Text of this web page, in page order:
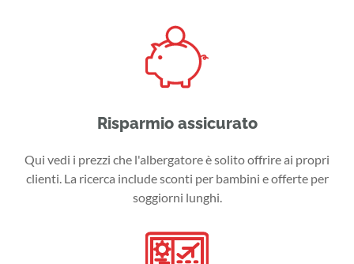
Risparmio assicurato
Qui vedi i prezzi che l'albergatore è solito offrire ai propri
clienti. La ricerca include sconti per bambini e offerte per
soggiorni lunghi.